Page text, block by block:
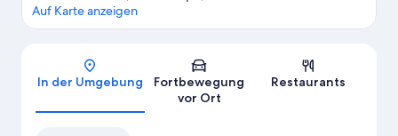
Karte
Auf Karte anzeigen
In der Umgebung
Fortbewegung
vor Ort
Restaurants